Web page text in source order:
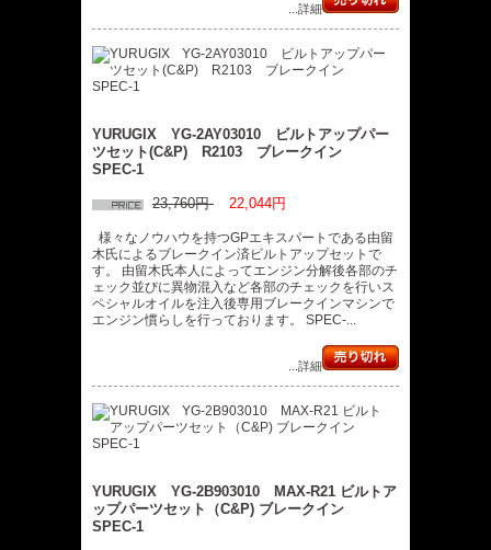
...詳細
YURUGIX YG-2AY03010 ビルトアップパー
ツセット(C&P) R2103 ブレークイン
SPEC-1
23,760円 22,044円
様々なノウハウを持つGPエキスパートである由留
木氏によるブレークイン済ビルトアップセットで
す。 由留木氏本人によってエンジン分解後各部のチ
ェック並びに異物混入など各部のチェックを行いス
ペシャルオイルを注入後専用ブレークインマシンで
エンジン慣らしを行っております。 SPEC-...
...詳細
YURUGIX YG-2B903010 MAX-R21 ビルトア
ップパーツセット（C&P) ブレークイン
SPEC-1